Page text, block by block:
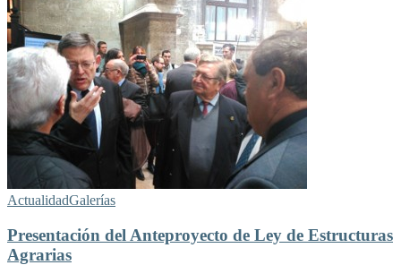
ActualidadGalerías
Presentación del Anteproyecto de Ley de Estructuras
Agrarias